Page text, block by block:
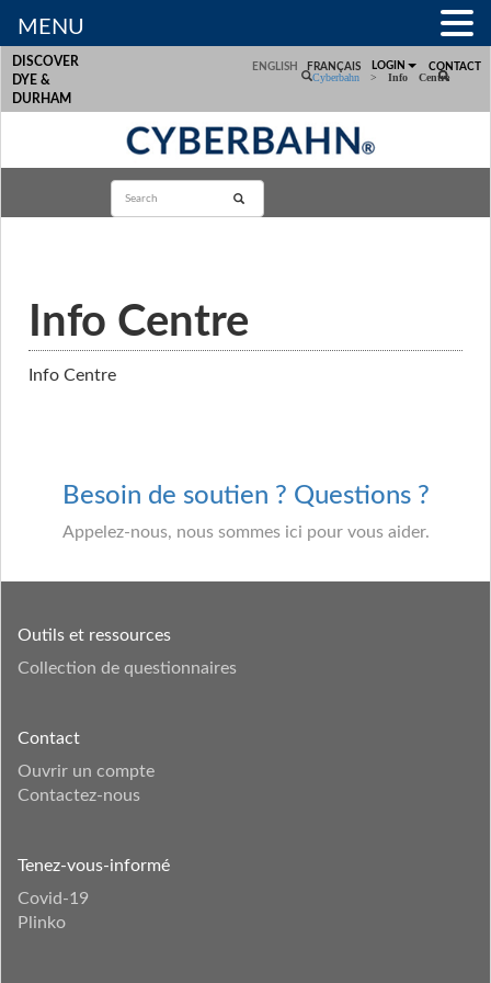
DISCOVER
DYE &
DURHAM
ENGLISH FRANÇAIS LOGIN CONTACT
Cyberbahn > Info Centre
Info Centre
Info Centre
Besoin de soutien ? Questions ?
Appelez-nous, nous sommes ici pour vous aider.
Outils et ressources
Collection de questionnaires
Contact
Ouvrir un compte
Contactez-nous
Tenez-vous-informé
Covid-19
Plinko
MENU